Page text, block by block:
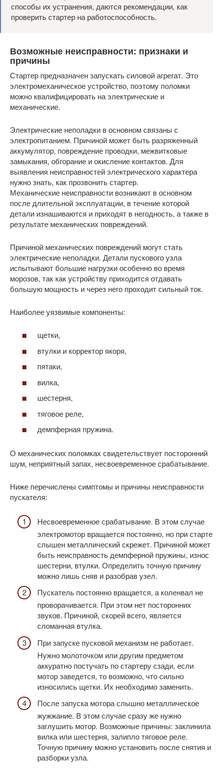
способы их устранения, даются рекомендации, как
проверить стартер на работоспособность.
Возможные неисправности: признаки и
причины
Стартер предназначен запускать силовой агрегат. Это
электромеханическое устройство, поэтому поломки
можно квалифицировать на электрические и
механические.
Электрические неполадки в основном связаны с
электропитанием. Причиной может быть разряженный
аккумулятор, повреждение проводки, межвитковые
замыкания, обгорание и окисление контактов. Для
выявления неисправностей электрического характера
нужно знать, как прозвонить стартер.
Механические неисправности возникают в основном
после длительной эксплуатации, в течение которой
детали изнашиваются и приходят в негодность, а также в
результате механических повреждений.
Причиной механических повреждений могут стать
электрические неполадки. Детали пускового узла
испытывают большие нагрузки особенно во время
морозов, так как устройству приходится отдавать
большую мощность и через него проходит сильный ток.
Наиболее уязвимые компоненты:
щетки,
втулки и корректор якоря,
пятаки,
вилка,
шестерня,
тяговое реле,
демпферная пружина.
О механических поломках свидетельствует посторонний
шум, неприятный запах, несвоевременное срабатывание.
Ниже перечислены симптомы и причины неисправности
пускателя:
Несвоевременное срабатывание. В этом случае
электромотор вращается постоянно, но при старте
слышен металлический скрежет. Причиной может
быть неисправность демпферной пружины, износ
шестерни, втулки. Определить точную причину
можно лишь сняв и разобрав узел.
Пускатель постоянно вращается, а коленвал не
проворачивается. При этом нет посторонних
звуков. Причиной, скорей всего, является
сломанная втулка.
При запуске пусковой механизм не работает.
Нужно молоточком или другим предметом
аккуратно постучать по стартеру сзади, если
мотор заведется, то возможно, что сильно
износились щетки. Их необходимо заменить.
После запуска мотора слышно металлическое
жужжание. В этом случае сразу же нужно
заглушить мотор. Возможные причины: заклинила
вилка или шестерня, залипло тяговое реле.
Точную причину можно установить после снятия и
разборки узла.